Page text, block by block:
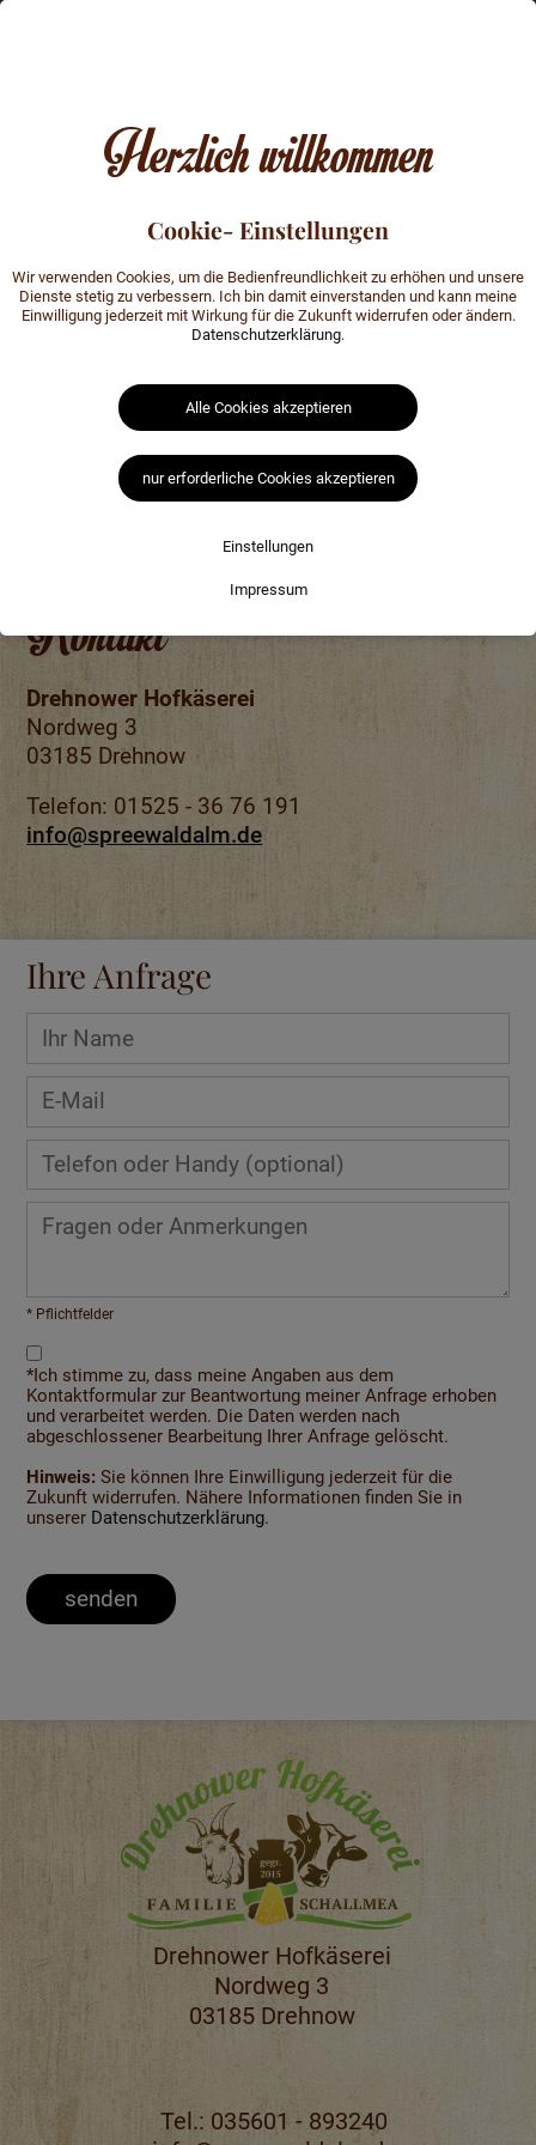
Standort in Google Maps
ansehen
Hier können Sie sich den Standort unseres Hofladens in
Dafür ist es notwendig, Ihre IP-Adresse an Google
weiterzugeben. Möglicherweise werden auch Cookies auf
sind, klicken Sie bitte auf den folgenden Button. Sie
können Ihre Einwilligung jederzeit mit Wirkung für die
finden Sie in derDatenschutzerklärung.
Kontakt
Drehnower Hofkäserei
Nordweg 3
03185 Drehnow
Telefon: 01525 - 36 76 191
info@spreewaldalm.de
Ihre Anfrage
* Pflichtfelder
*Ich stimme zu, dass meine Angaben aus dem
Kontaktformular zur Beantwortung meiner Anfrage erhoben
und verarbeitet werden. Die Daten werden nach
abgeschlossener Bearbeitung Ihrer Anfrage gelöscht.
Hinweis: Sie können Ihre Einwilligung jederzeit für die
Zukunft widerrufen. Nähere Informationen finden Sie in
unserer Datenschutzerklärung.
senden
Drehnower Hofkäserei
Nordweg 3
03185 Drehnow
Tel.: 035601 - 893240